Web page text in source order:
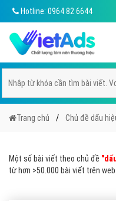
Hotline: 0964 82 6644
Trang chủ Chủ đề dấu
Một số bài viết theo chủ đề
từ hơn >50.000 bài viết trên